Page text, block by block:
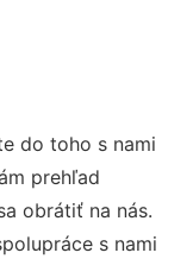
do toho s nami
prehľad
obrátiť na nás.
s nami